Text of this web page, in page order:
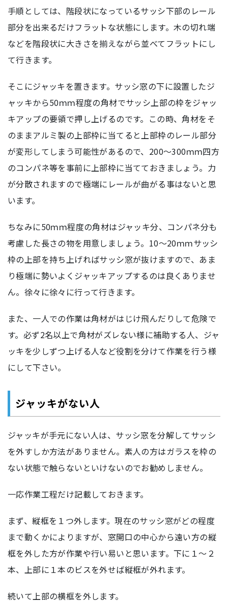
手順としては、階段状になっているサッシ下部のレール
部分を出来るだけフラットな状態にします。木の切れ端
などを階段状に大きさを揃えながら並べてフラットにし
て行きます。
そこにジャッキを置きます。サッシ窓の下に設置したジ
ャッキから50ｍｍ程度の角材でサッシ上部の枠をジャッ
キアップの要領で押し上げるのです。この時、角材をそ
のままアルミ製の上部枠に当てると上部枠のレール部分
が変形してしまう可能性があるので、200～300ｍｍ四方
のコンパネ等を事前に上部枠に当てておきましょう。力
が分散されますので極端にレールが曲がる事はないと思
います。
ちなみに50ｍｍ程度の角材はジャッキ分、コンパネ分も
考慮した長さの物を用意しましょう。10～20ｍｍサッシ
枠の上部を持ち上げればサッシ窓が抜けますので、あま
り極端に勢いよくジャッキアップするのは良くありませ
ん。徐々に徐々に行って行きます。
また、一人での作業は角材がはじけ飛んだりして危険で
す。必ず2名以上で角材がズレない様に補助する人、ジャ
ッキを少しずつ上げる人など役割を分けて作業を行う様
にして下さい。
ジャッキがない人
ジャッキが手元にない人は、サッシ窓を分解してサッシ
を外すしか方法がありません。素人の方はガラスを枠の
ない状態で触らないといけないのでお勧めしません。
一応作業工程だけ記載しておきます。
まず、縦框を１つ外します。現在のサッシ窓がどの程度
まで動くかによりますが、窓開口の中心から遠い方の縦
框を外した方が作業や行い易いと思います。下に１～２
本、上部に１本のビスを外せば縦框が外れます。
続いて上部の横框を外します。